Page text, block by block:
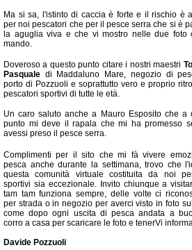
Ma si sa, l'istinto di caccia è forte e il rischio è
per noi pescatori che per il pesce serra che si è
la aguglia viva e che vi mostro nelle due foto
mando.
Doveroso a questo punto citare i nostri maestri
Pasquale di Maddaluno Mare, negozio di
porto di Pozzuoli e soprattutto vero e proprio
pescatori sportivi di tutte le età.
Un caro saluto anche a Mauro Esposito che a
punto mi deve il rapala che mi ha promesso
avessi preso il pesce serra.
Complimenti per il sito che mi fà vivere
pesca anche durante la settimana, trovo che
questa comunità virtuale costituita da noi
sportivi sia eccezionale. Invito chiunque a
tam tam funziona sempre, delle volte ci
per strada o in negozio per averci visto in foto
come dopo ogni uscita di pesca andata a
corro a casa per scaricare le foto e tenerVi
Davide Pozzuoli